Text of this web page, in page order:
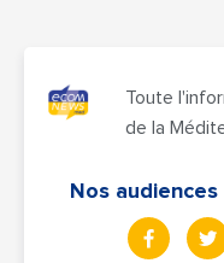
Toute
de la
Nos